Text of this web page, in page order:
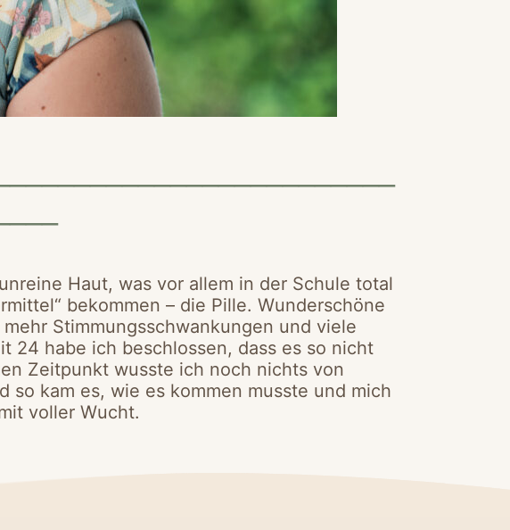
Haut, was vor allem in der Schule total
bekommen – die Pille. Wunderschöne
Stimmungsschwankungen und viele
24 habe ich beschlossen, dass es so nicht
Zeitpunkt wusste ich noch nichts von
kam es, wie es kommen musste und mich
voller Wucht.